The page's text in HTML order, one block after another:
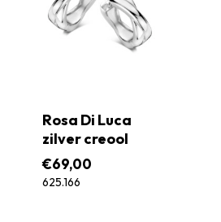
Rosa Di Luca
zilver creool
€69,00
625.166